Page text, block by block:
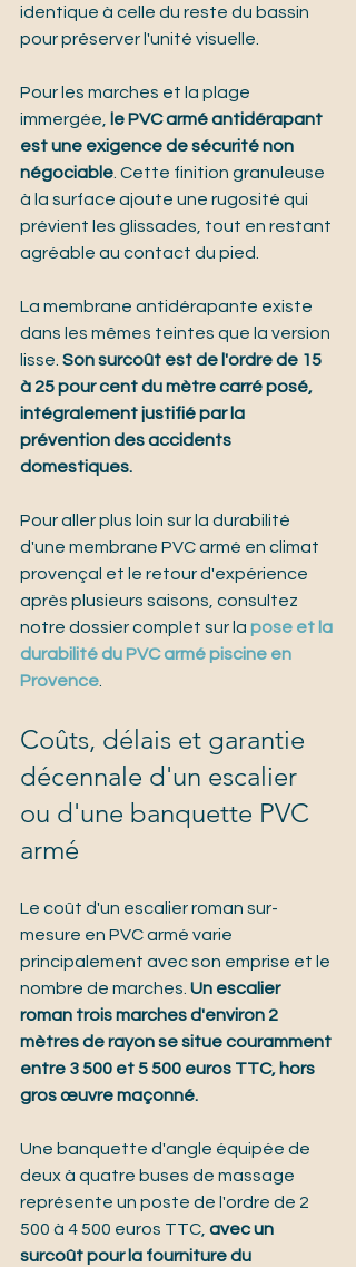
identique à celle du reste du bassin
pour préserver l'unité visuelle.
Pour les marches et la plage
immergée, le PVC armé antidérapant
est une exigence de sécurité non
négociable. Cette finition granuleuse
à la surface ajoute une rugosité qui
prévient les glissades, tout en restant
agréable au contact du pied.
La membrane antidérapante existe
dans les mêmes teintes que la version
lisse. Son surcoût est de l'ordre de 15
à 25 pour cent du mètre carré posé,
intégralement justifié par la
prévention des accidents
domestiques.
Pour aller plus loin sur la durabilité
d'une membrane PVC armé en climat
provençal et le retour d'expérience
après plusieurs saisons, consultez
notre dossier complet sur la pose et la
durabilité du PVC armé piscine en
Provence.
Coûts, délais et garantie
décennale d'un escalier
ou d'une banquette PVC
armé
Le coût d'un escalier roman sur-
mesure en PVC armé varie
principalement avec son emprise et le
nombre de marches. Un escalier
roman trois marches d'environ 2
mètres de rayon se situe couramment
entre 3 500 et 5 500 euros TTC, hors
gros œuvre maçonné.
Une banquette d'angle équipée de
deux à quatre buses de massage
représente un poste de l'ordre de 2
500 à 4 500 euros TTC, avec un
surcoût pour la fourniture du